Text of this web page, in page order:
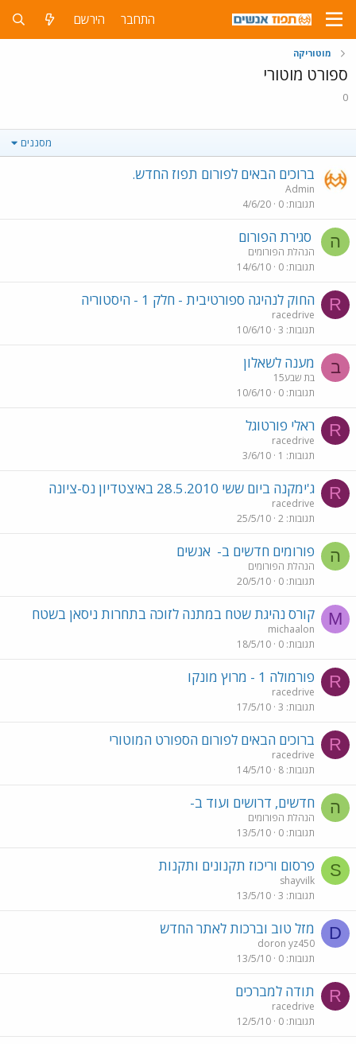
התחבר הירשם
מוטוריקה
ספורט מוטורי
0
מסננים
ברוכים הבאים לפורום תפוז החדש.
Admin
תגובות 0
4/6/20
ה סגירת הפורום
הנהלת הפורומים
תגובות 0
14/6/10
R החוק לנהיגה ספורטיבית - חלק 1 - היסטוריה
racedrive
תגובות 3
10/6/10
ב מענה לשאלון
בת שבע15
תגובות 0
10/6/10
R ראלי פורטוגל
racedrive
תגובות 1
3/6/10
R ג'ימקנה ביום ששי 28.5.2010 באיצטדיון נס-ציונה
racedrive
תגובות 2
25/5/10
ה פורומים חדשים ב- אנשים
הנהלת הפורומים
תגובות 0
20/5/10
M קורס נהיגת שטח במתנה לזוכה בתחרות ניסאן בשטח
michaalon
תגובות 0
18/5/10
R פורמולה 1 - מרוץ מונקו
racedrive
תגובות 3
17/5/10
R ברוכים הבאים לפורום הספורט המוטורי
racedrive
תגובות 8
14/5/10
ה חדשים, דרושים ועוד ב-
הנהלת הפורומים
תגובות 0
13/5/10
S פרסום וריכוז תקנונים ותקנות
shayvilk
תגובות 3
13/5/10
D מזל טוב וברכות לאתר החדש
doron yz450
תגובות 0
13/5/10
R תודה למברכים
racedrive
תגובות 0
12/5/10